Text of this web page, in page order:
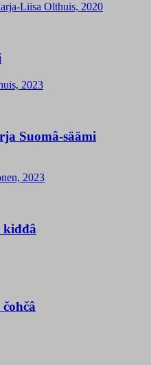
Liisa Olthuis, 2020
2023
Suomâ-säämi
2023